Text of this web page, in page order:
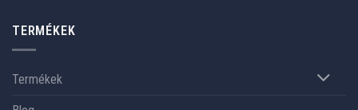
TERMÉKEK
Termékek